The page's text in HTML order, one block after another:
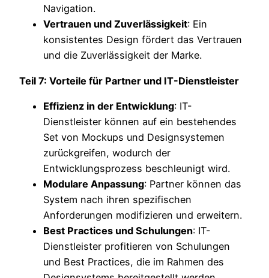
Navigation.
Vertrauen und Zuverlässigkeit: Ein
konsistentes Design fördert das Vertrauen
und die Zuverlässigkeit der Marke.
Teil 7: Vorteile für Partner und IT-Dienstleister
Effizienz in der Entwicklung: IT-
Dienstleister können auf ein bestehendes
Set von Mockups und Designsystemen
zurückgreifen, wodurch der
Entwicklungsprozess beschleunigt wird.
Modulare Anpassung: Partner können das
System nach ihren spezifischen
Anforderungen modifizieren und erweitern.
Best Practices und Schulungen: IT-
Dienstleister profitieren von Schulungen
und Best Practices, die im Rahmen des